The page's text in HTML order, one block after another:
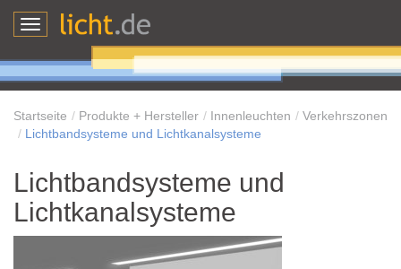
Toggle
Startseite Produkte + Hersteller Innenleuchten
Verkehrszonen
Lichtbandsysteme und Lichtkanalsysteme
Lichtbandsysteme und
Lichtkanalsysteme